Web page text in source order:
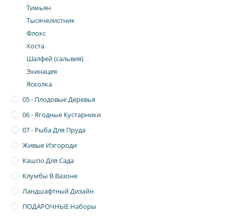
Тимьян
Тысячелистник
Флокс
Хоста
Шалфей (сальвия)
Эхинацея
Ясколка
05 - Плодовые Деревья
06 - Ягодные Кустарники
07 - Рыба Для Пруда
Живые Изгороди
Кашпо Для Сада
Клумбы В Вазоне
Ландшафтный Дизайн
ПОДАРОЧНЫЕ Наборы